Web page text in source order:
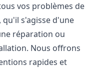
vos problèmes de
qu'il s'agisse d'une
réparation ou
Nous offrons
rapides et